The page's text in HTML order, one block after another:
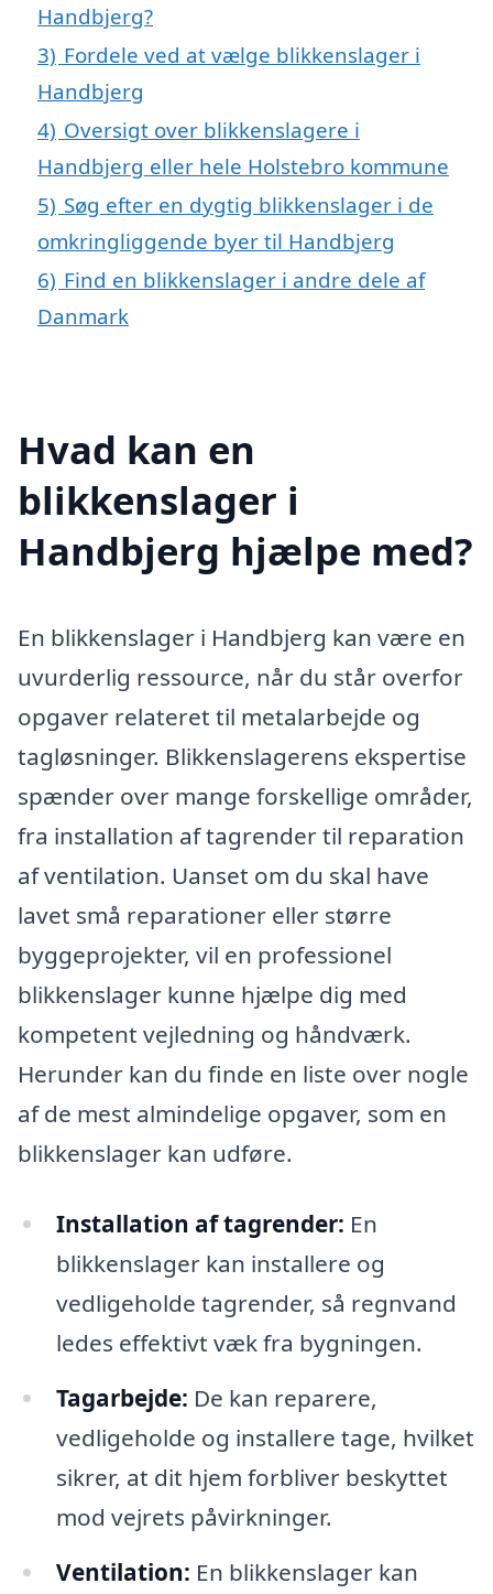
Handbjerg?
3) Fordele ved at vælge blikkenslager i
Handbjerg
4) Oversigt over blikkenslagere i
Handbjerg eller hele Holstebro kommune
5) Søg efter en dygtig blikkenslager i de
omkringliggende byer til Handbjerg
6) Find en blikkenslager i andre dele af
Danmark
Hvad kan en
blikkenslager i
Handbjerg hjælpe med?
En blikkenslager i Handbjerg kan være en
uvurderlig ressource, når du står overfor
opgaver relateret til metalarbejde og
tagløsninger. Blikkenslagerens ekspertise
spænder over mange forskellige områder,
fra installation af tagrender til reparation
af ventilation. Uanset om du skal have
lavet små reparationer eller større
byggeprojekter, vil en professionel
blikkenslager kunne hjælpe dig med
kompetent vejledning og håndværk.
Herunder kan du finde en liste over nogle
af de mest almindelige opgaver, som en
blikkenslager kan udføre.
Installation af tagrender: En
blikkenslager kan installere og
vedligeholde tagrender, så regnvand
ledes effektivt væk fra bygningen.
Tagarbejde: De kan reparere,
vedligeholde og installere tage, hvilket
sikrer, at dit hjem forbliver beskyttet
mod vejrets påvirkninger.
Ventilation: En blikkenslager kan